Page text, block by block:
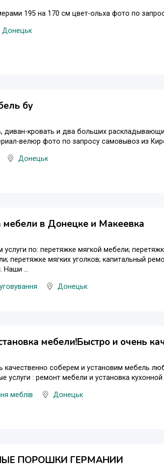
195 на 170 см цвет-ольха фото по
Донецьк
бу
диван-кровать и два больших
велюр фото по запросу самовывоз из
Донецьк
мебели в Донецке и Макеевка
услуги по: перетяжке мягкой мебели;
перетяжке мягких уголков; капитальный
Наши ...
Донецьк
мебели!Быстро и очень
качественно соберем и установим мебель
услуги : ремонт мебели и установка кухонной
меблів Донецьк
ПОРОШКИ ГЕРМАНИИ